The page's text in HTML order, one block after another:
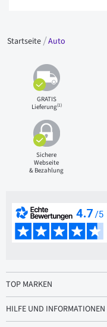
Startseite Auto
GRATIS
Lieferung(1)
Sichere
Webseite
& Bezahlung
TOP MARKEN
HILFE UND INFORMATIONEN